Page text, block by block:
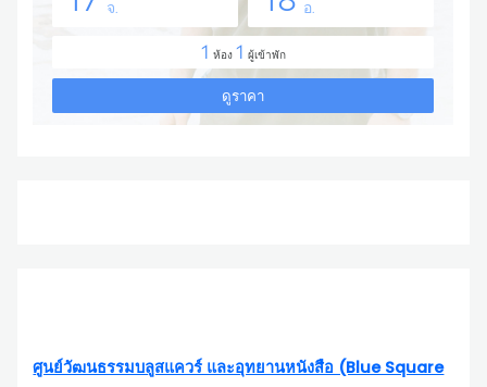
ศูนย์วัฒนธรรมบลูสแควร์ และอุทยานหนังสือ (Blue Square